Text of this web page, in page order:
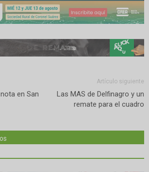
en San
Artículo siguiente
Las MAS de Delfinagro y un
remate para el cuadro